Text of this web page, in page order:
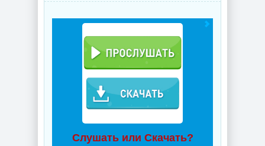
Слушать или Скачать?